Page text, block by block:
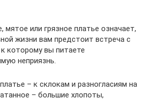
мятое или грязное платье означает,
жизни вам предстоит встреча с
которому вы питаете
неприязнь.
– к склокам и разногласиям на
– большие хлопоты,